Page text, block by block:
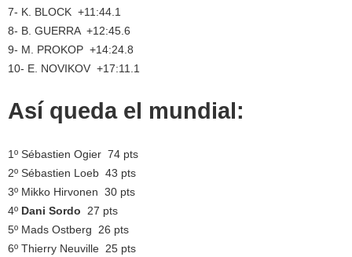
7- K. BLOCK +11:44.1
8- B. GUERRA +12:45.6
9- M. PROKOP +14:24.8
10- E. NOVIKOV +17:11.1
Así queda el mundial:
1º Sébastien Ogier 74 pts
2º Sébastien Loeb 43 pts
3º Mikko Hirvonen 30 pts
4º Dani Sordo 27 pts
5º Mads Ostberg 26 pts
6º Thierry Neuville 25 pts